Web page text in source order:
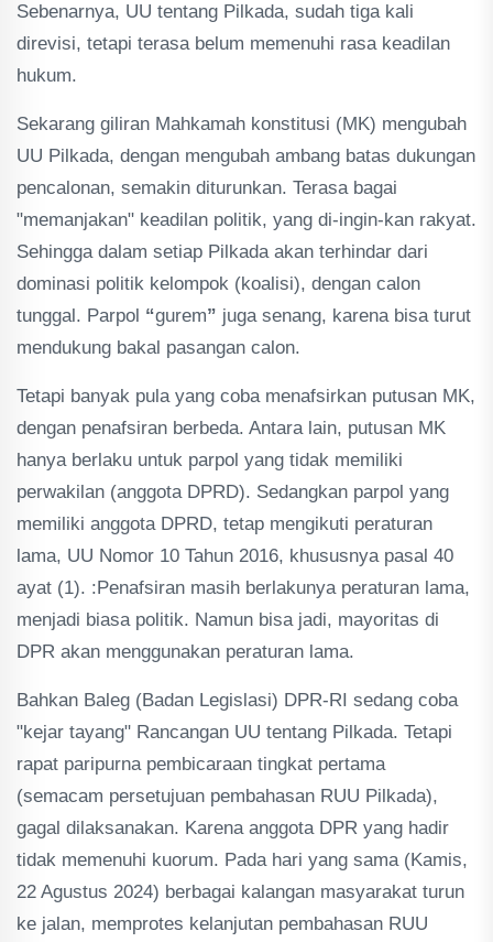
Sebenarnya, UU tentang Pilkada, sudah tiga kali
direvisi, tetapi terasa belum memenuhi rasa keadilan
hukum.
Sekarang giliran Mahkamah konstitusi (MK) mengubah
UU Pilkada, dengan mengubah ambang batas dukungan
pencalonan, semakin diturunkan. Terasa bagai
"memanjakan" keadilan politik, yang di-ingin-kan rakyat.
Sehingga dalam setiap Pilkada akan terhindar dari
dominasi politik kelompok (koalisi), dengan calon
tunggal. Parpol “gurem” juga senang, karena bisa turut
mendukung bakal pasangan calon.
Tetapi banyak pula yang coba menafsirkan putusan MK,
dengan penafsiran berbeda. Antara lain, putusan MK
hanya berlaku untuk parpol yang tidak memiliki
perwakilan (anggota DPRD). Sedangkan parpol yang
memiliki anggota DPRD, tetap mengikuti peraturan
lama, UU Nomor 10 Tahun 2016, khususnya pasal 40
ayat (1). :Penafsiran masih berlakunya peraturan lama,
menjadi biasa politik. Namun bisa jadi, mayoritas di
DPR akan menggunakan peraturan lama.
Bahkan Baleg (Badan Legislasi) DPR-RI sedang coba
"kejar tayang" Rancangan UU tentang Pilkada. Tetapi
rapat paripurna pembicaraan tingkat pertama
(semacam persetujuan pembahasan RUU Pilkada),
gagal dilaksanakan. Karena anggota DPR yang hadir
tidak memenuhi kuorum. Pada hari yang sama (Kamis,
22 Agustus 2024) berbagai kalangan masyarakat turun
ke jalan, memprotes kelanjutan pembahasan RUU